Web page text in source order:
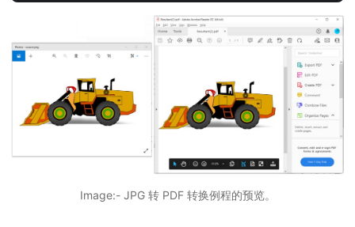
Image:- JPG 转 PDF 转换例程的预览。